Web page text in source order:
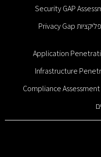
סקר פערים להגנת הפרטיות באתרים ואפליקציות Privacy Gap